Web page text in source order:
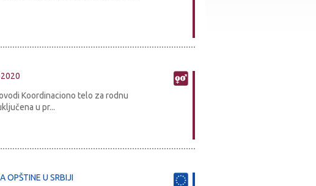
2020
Koordinaciono telo za rodnu
u pr...
OPŠTINE U SRBIJI